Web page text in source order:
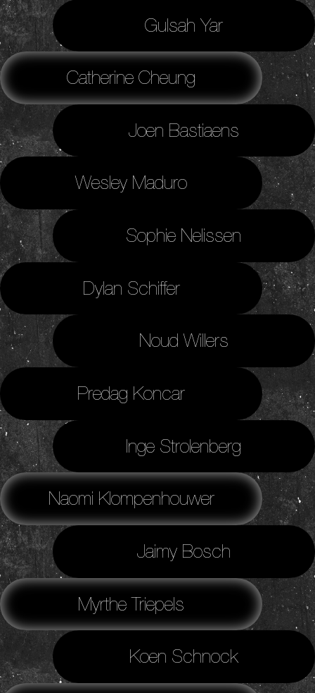
Gulsah Yar
Catherine Cheung
Joen Bastiaens
Wesley Maduro
Sophie Nelissen
Dylan Schiffer
Noud Willers
Predag Koncar
Inge Strolenberg
Naomi Klompenhouwer
Jaimy Bosch
Myrthe Triepels
Koen Schnock